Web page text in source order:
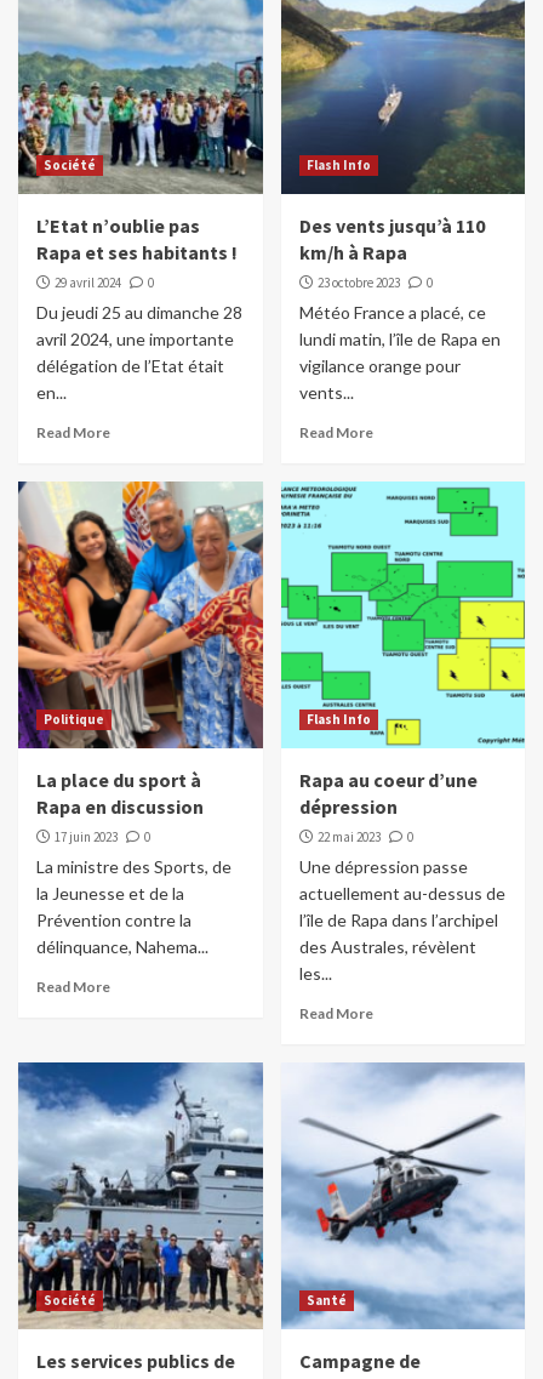
Société
L’Etat n’oublie pas
Rapa et ses habitants !
29 avril 2024 0
Du jeudi 25 au dimanche 28
avril 2024, une importante
délégation de l’Etat était
en...
Read More
Flash Info
Des vents jusqu’à 110
km/h à Rapa
23 octobre 2023 0
Météo France a placé, ce
lundi matin, l’île de Rapa en
vigilance orange pour
vents...
Read More
Politique
La place du sport à
Rapa en discussion
17 juin 2023 0
La ministre des Sports, de
la Jeunesse et de la
Prévention contre la
délinquance, Nahema...
Read More
Flash Info
Rapa au coeur d’une
dépression
22 mai 2023 0
Une dépression passe
actuellement au-dessus de
l’île de Rapa dans l’archipel
des Australes, révèlent
les...
Read More
Société
Les services publics de
Santé
Campagne de